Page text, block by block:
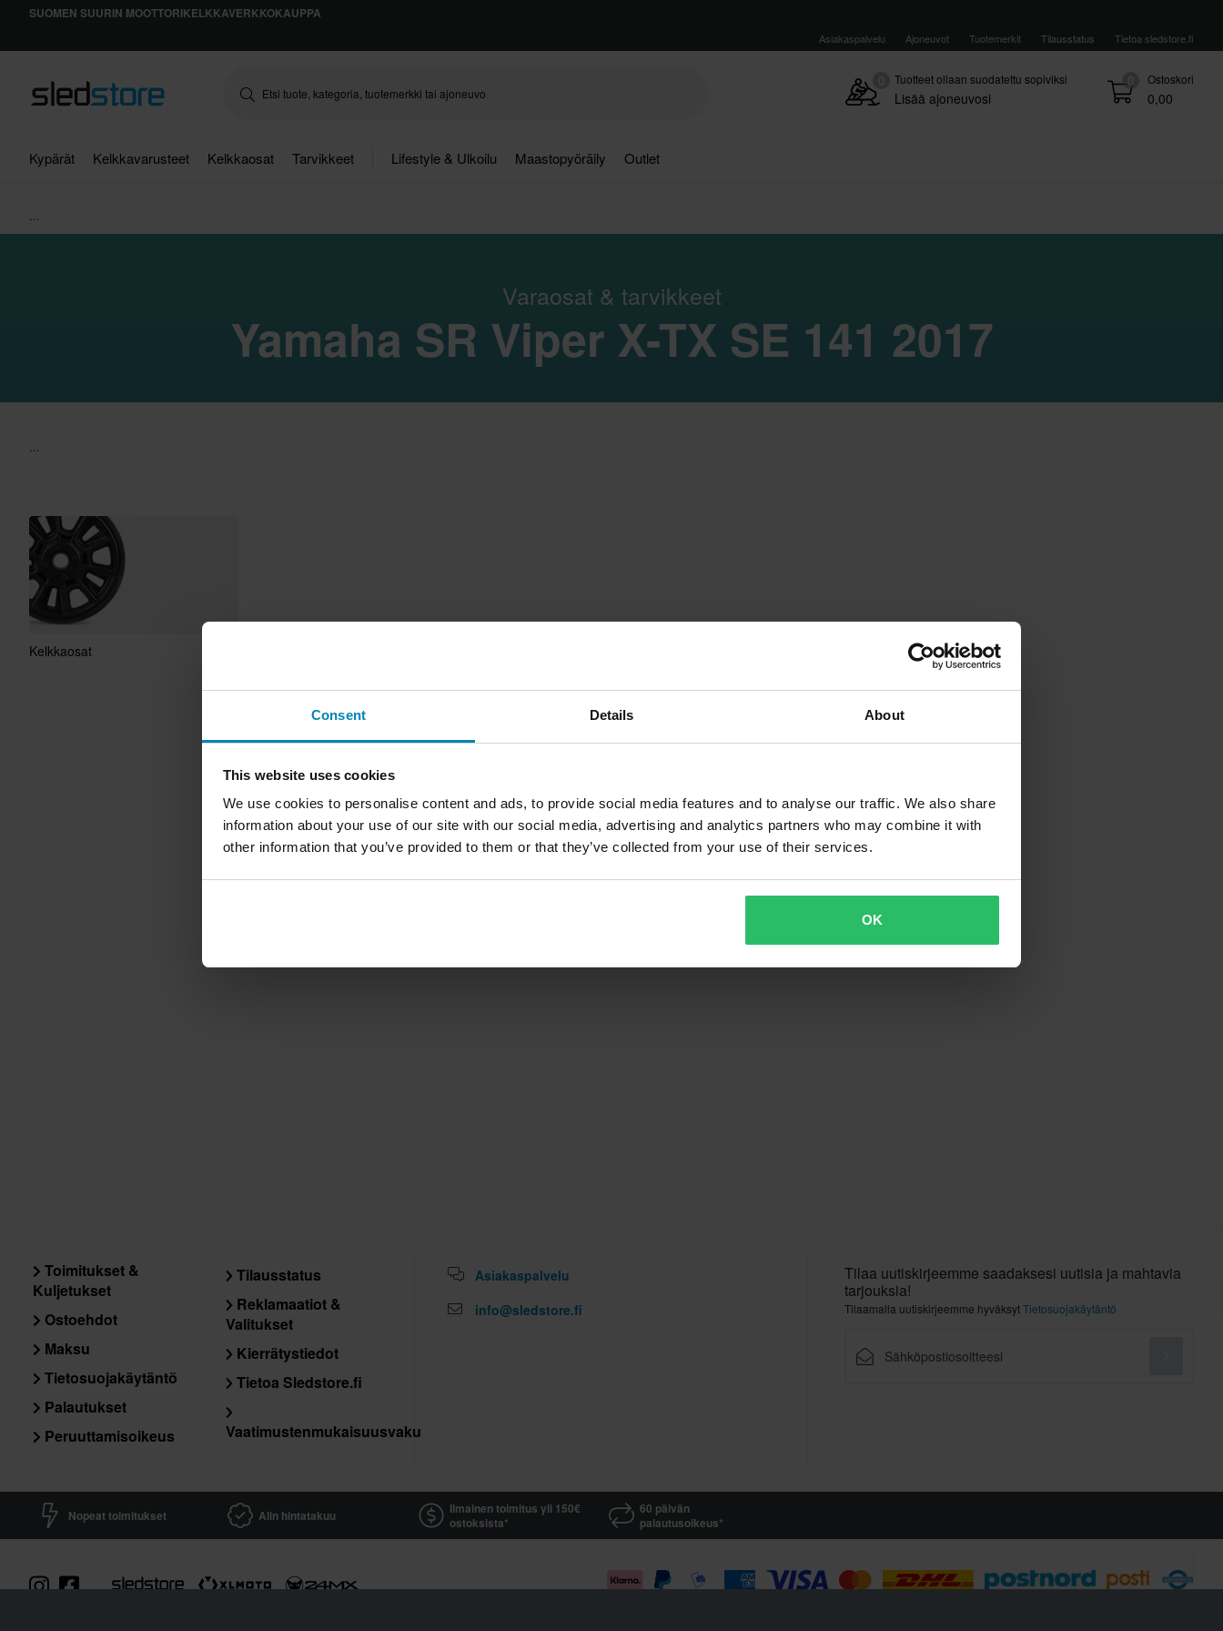
Consent Details About
This website uses cookies
We use cookies to personalise content and ads, to provide social media features and to analyse our traffic. We also share
information about your use of our site with our social media, advertising and analytics partners who may combine it with
other information that you’ve provided to them or that they’ve collected from your use of their services.
OK
SUOMEN SUURIN MOOTTORIKELKKAVERKKOKAUPPA
Asiakaspalvelu Ajoneuvot Tuotemerkit Tilausstatus Tietoa sledstore.fi
0 Ostoskori
0,00
Tuotteet ollaan suodatettu sopiviksi
Lisää ajoneuvosi
Kypärät Kelkkavarusteet Kelkkaosat Tarvikkeet Lifestyle & Ulkoilu Maastopyöräily Outlet
...
Varaosat & tarvikkeet
Yamaha SR Viper X-TX SE 141 2017
...
Kelkkaosat
Toimitukset &
Kuljetukset
Ostoehdot
Maksu
Tietosuojakäytäntö
Palautukset
Peruuttamisoikeus
Tilausstatus
Reklamaatiot &
Valitukset
Kierrätystiedot
Tietoa Sledstore.fi
Vaatimustenmukaisuusvakuutus
Asiakaspalvelu
info@sledstore.fi
Tilaa uutiskirjeemme saadaksesi uutisia ja mahtavia
tarjouksia!
Tilaamalla uutiskirjeemme hyväksytTietosuojakäytäntö
Nopeat toimitukset Alin hintatakuu
Ilmainen toimitus yli 150€
ostoksista*
60 päivän
palautusoikeus*